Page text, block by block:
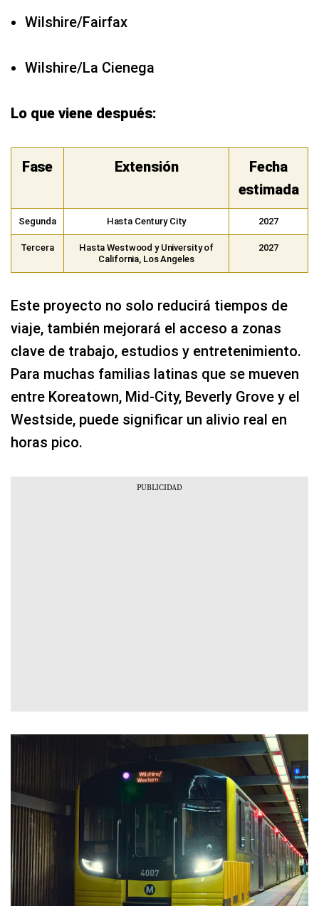
Wilshire/Fairfax
Wilshire/La Cienega
Lo que viene después:
Fase Extensión
Fecha
estimada
Segunda Hasta Century City 2027
Tercera
Hasta Westwood y University of
California, Los Angeles
2027
Este proyecto no solo reducirá tiempos de
viaje, también mejorará el acceso a zonas
clave de trabajo, estudios y entretenimiento.
Para muchas familias latinas que se mueven
entre Koreatown, Mid-City, Beverly Grove y el
Westside, puede significar un alivio real en
horas pico.